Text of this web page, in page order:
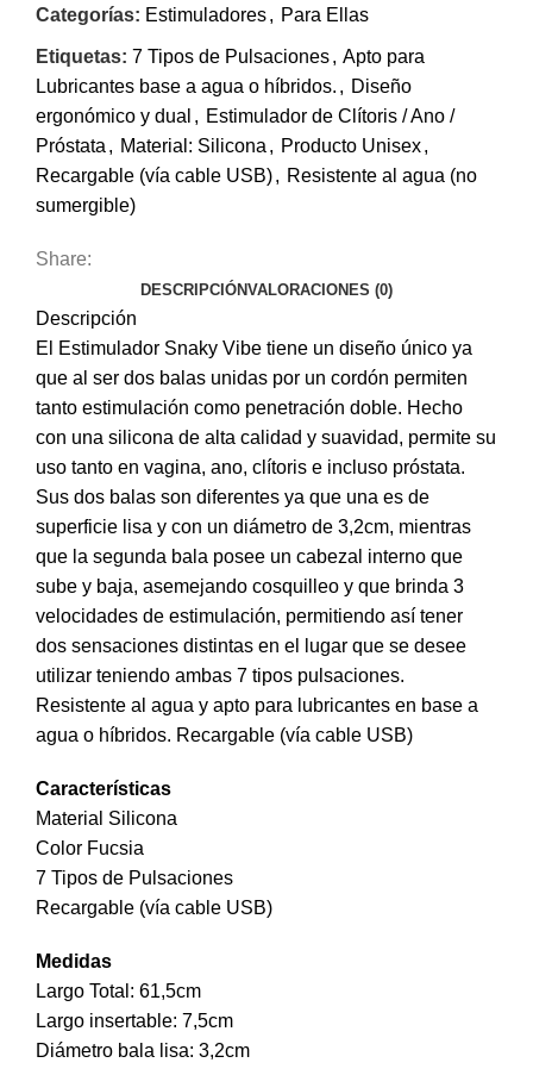
Categorías: Estimuladores, Para Ellas
Etiquetas: 7 Tipos de Pulsaciones, Apto para
Lubricantes base a agua o híbridos. , Diseño
ergonómico y dual , Estimulador de Clítoris / Ano /
Próstata , Material: Silicona , Producto Unisex,
Recargable (vía cable USB), Resistente al agua (no
sumergible)
Share:
DESCRIPCIÓNVALORACIONES (0)
Descripción
El Estimulador Snaky Vibe tiene un diseño único ya
que al ser dos balas unidas por un cordón permiten
tanto estimulación como penetración doble. Hecho
con una silicona de alta calidad y suavidad, permite su
uso tanto en vagina, ano, clítoris e incluso próstata.
Sus dos balas son diferentes ya que una es de
superficie lisa y con un diámetro de 3,2cm, mientras
que la segunda bala posee un cabezal interno que
sube y baja, asemejando cosquilleo y que brinda 3
velocidades de estimulación, permitiendo así tener
dos sensaciones distintas en el lugar que se desee
utilizar teniendo ambas 7 tipos pulsaciones.
Resistente al agua y apto para lubricantes en base a
agua o híbridos. Recargable (vía cable USB)
Características
Material Silicona
Color Fucsia
7 Tipos de Pulsaciones
Recargable (vía cable USB)
Medidas
Largo Total: 61,5cm
Largo insertable: 7,5cm
Diámetro bala lisa: 3,2cm